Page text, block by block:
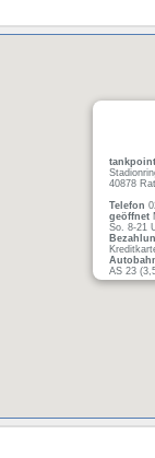
40878
Telefon
geöffnet
So. 8-21
AS 23